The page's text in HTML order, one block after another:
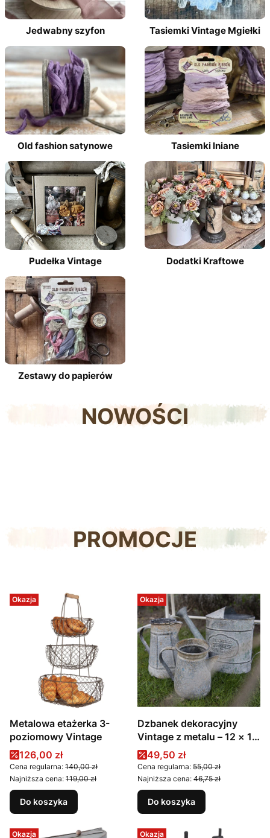
Jedwabny szyfon Tasiemki Vintage Mgiełki
Old fashion satynowe Tasiemki lniane
Pudełka Vintage Dodatki Kraftowe
Zestawy do papierów
NOWOŚCI
PROMOCJE
Okazja
Metalowa etażerka 3-
poziomowy Vintage
Cena promocyjna
126,00 zł
Cena regularna: 140,00 zł
Najniższa cena: 119,00 zł
Do koszyka
Okazja
Dzbanek dekoracyjny
Vintage z metalu – 12 × 12
× 16 cm
Cena promocyjna
49,50 zł
Cena regularna: 55,00 zł
Najniższa cena: 46,75 zł
Do koszyka
Okazja Okazja